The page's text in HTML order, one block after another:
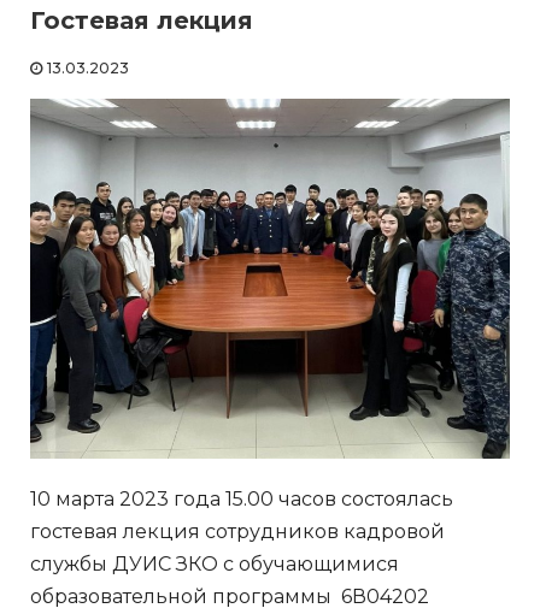
Гостевая лекция
13.03.2023
10 марта 2023 года 15.00 часов состоялась
гостевая лекция сотрудников кадровой
службы ДУИС ЗКО с обучающимися
образовательной программы 6В04202